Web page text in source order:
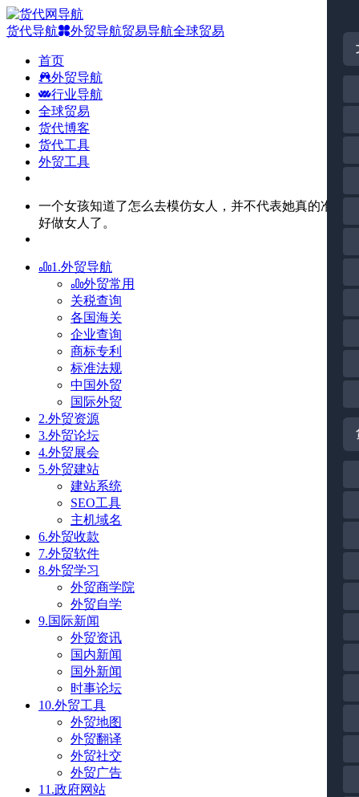
货代导航 外贸导航贸易导航全球贸易
首页
外贸导航
行业导航
全球贸易
货代博客
货代工具
外贸工具
一个女孩知道了怎么去模仿女人，并不代表她真的准备
好做女人了。
1.外贸导航
外贸常用
关税查询
各国海关
企业查询
商标专利
标准法规
中国外贸
国际外贸
2.外贸资源
3.外贸论坛
4.外贸展会
5.外贸建站
建站系统
SEO工具
主机域名
6.外贸收款
7.外贸软件
8.外贸学习
外贸商学院
外贸自学
9.国际新闻
外贸资讯
国内新闻
国外新闻
时事论坛
10.外贸工具
外贸地图
外贸翻译
外贸社交
外贸广告
11.政府网站